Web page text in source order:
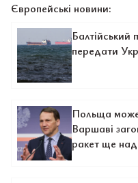
Європейські новини:
передати
Польща може
Варшаві
ракет ще